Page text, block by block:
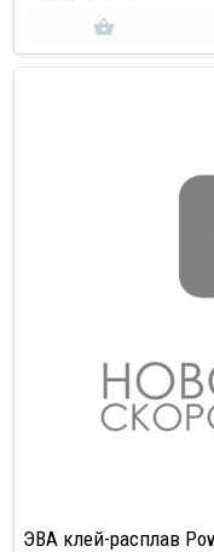
ЭВА клей-расплав